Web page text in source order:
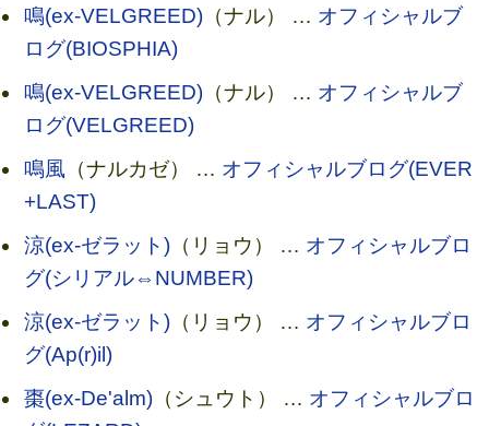
鳴(ex-VELGREED)（ナル） … オフィシャルブ
ログ(BIOSPHIA)
鳴(ex-VELGREED)（ナル） … オフィシャルブ
ログ(VELGREED)
鳴風 （ナルカゼ） … オフィシャルブログ(EVER
+LAST)
涼(ex-ゼラット)（リョウ） … オフィシャルブロ
グ(シリアル⇔NUMBER)
涼(ex-ゼラット)（リョウ） … オフィシャルブロ
グ(Ap(r)il)
棗(ex-De'alm)（シュウト） … オフィシャルブロ